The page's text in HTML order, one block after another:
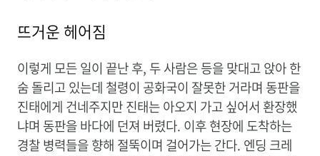
뜨거운 헤어짐
이렇게 모든 일이 끝난 후, 두 사람은 등을 맞대고 앉아 한
숨 돌리고 있는데 철령이 공화국이 잘못한 거라며 동판을
진태에게 건네주지만 진태는 아오지 가고 싶어서 환장했
냐며 동판을 바다에 던져 버렸다. 이후 현장에 도착하는
경찰 병력들을 향해 절뚝이며 걸어가는 간다. 엔딩 크레